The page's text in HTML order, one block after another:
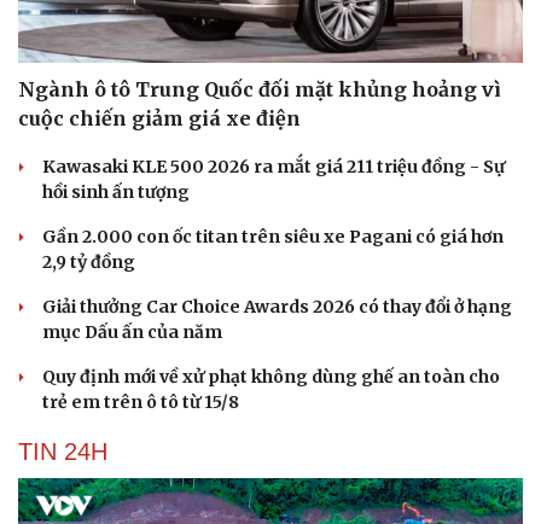
Ngành ô tô Trung Quốc đối mặt khủng hoảng vì
cuộc chiến giảm giá xe điện
Kawasaki KLE 500 2026 ra mắt giá 211 triệu đồng - Sự
hồi sinh ấn tượng
Gần 2.000 con ốc titan trên siêu xe Pagani có giá hơn
2,9 tỷ đồng
Giải thưởng Car Choice Awards 2026 có thay đổi ở hạng
mục Dấu ấn của năm
Quy định mới về xử phạt không dùng ghế an toàn cho
trẻ em trên ô tô từ 15/8
TIN 24H